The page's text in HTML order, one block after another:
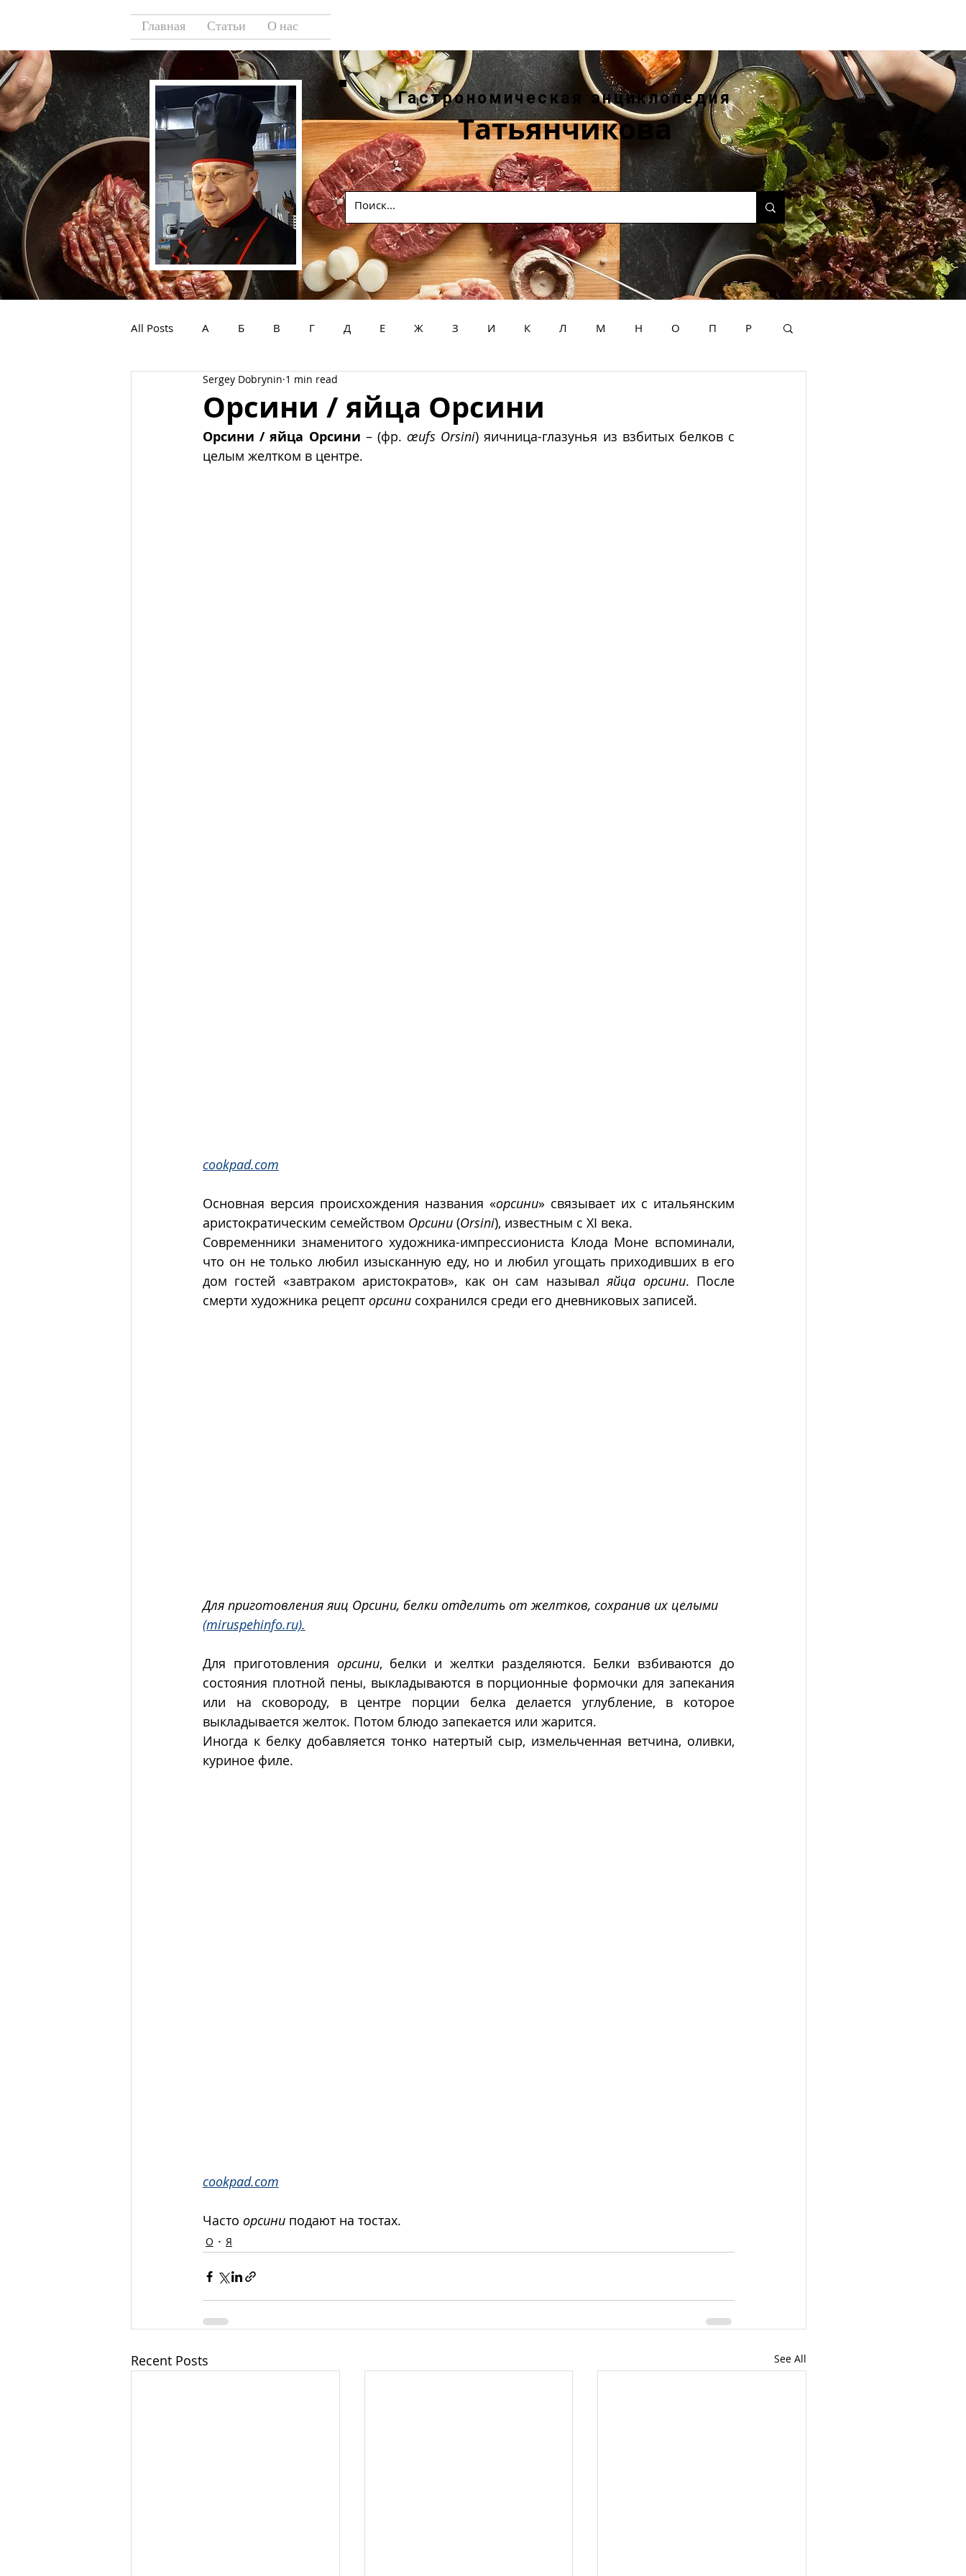
Главная Статьи О нас
Гастрономическая энциклопедия
Татьянчикова
All Posts А Б В Г Д Е Ж З И К Л М Н О П Р
У Ф Х
Орсини / яйца Орсини
Sergey Dobrynin 1 min read
Орсини / яйца Орсини – (фр. œufs Orsini) яичница-глазунья из взбитых белков с
целым желтком в центре.
cookpad.com
Основная версия происхождения названия «орсини» связывает их с итальянским
аристократическим семейством Орсини (Orsini), известным с XI века.
Современники знаменитого художника-импрессиониста Клода Моне вспоминали,
что он не только любил изысканную еду, но и любил угощать приходивших в его
дом гостей «завтраком аристократов», как он сам называл яйца орсини. После
смерти художника рецепт орсини сохранился среди его дневниковых записей.
Для приготовления яиц Орсини, белки отделить от желтков, сохранив их целыми
(miruspehinfo.ru).
Для приготовления орсини, белки и желтки разделяются. Белки взбиваются до
состояния плотной пены, выкладываются в порционные формочки для запекания
или на сковороду, в центре порции белка делается углубление, в которое
выкладывается желток. Потом блюдо запекается или жарится.
Иногда к белку добавляется тонко натертый сыр, измельченная ветчина, оливки,
куриное филе.
cookpad.com
Часто орсини подают на тостах.
О Я
Recent Posts See All